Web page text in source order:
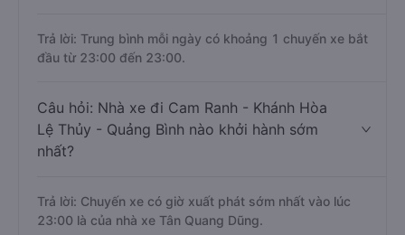
Trả lời: Trung bình mỗi ngày có khoảng 1 chuyến xe bắt
đầu từ 23:00 đến 23:00.
Câu hỏi: Nhà xe đi Cam Ranh - Khánh Hòa
Lệ Thủy - Quảng Bình nào khởi hành sớm
nhất?
Trả lời: Chuyến xe có giờ xuất phát sớm nhất vào lúc
23:00 là của nhà xe Tân Quang Dũng.